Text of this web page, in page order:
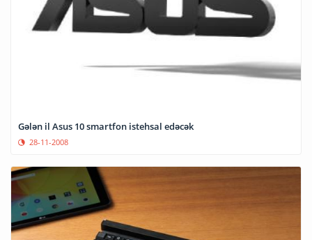
Gələn il Asus 10 smartfon istehsal edəcək
28-11-2008